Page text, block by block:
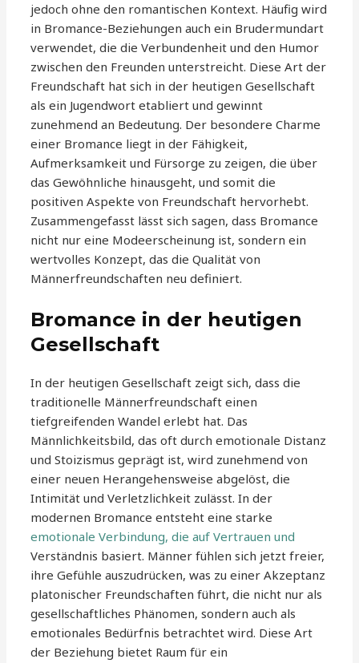
jedoch ohne den romantischen Kontext. Häufig wird
in Bromance-Beziehungen auch ein Brudermundart
verwendet, die die Verbundenheit und den Humor
zwischen den Freunden unterstreicht. Diese Art der
Freundschaft hat sich in der heutigen Gesellschaft
als ein Jugendwort etabliert und gewinnt
zunehmend an Bedeutung. Der besondere Charme
einer Bromance liegt in der Fähigkeit,
Aufmerksamkeit und Fürsorge zu zeigen, die über
das Gewöhnliche hinausgeht, und somit die
positiven Aspekte von Freundschaft hervorhebt.
Zusammengefasst lässt sich sagen, dass Bromance
nicht nur eine Modeerscheinung ist, sondern ein
wertvolles Konzept, das die Qualität von
Männerfreundschaften neu definiert.
Bromance in der heutigen
Gesellschaft
In der heutigen Gesellschaft zeigt sich, dass die
traditionelle Männerfreundschaft einen
tiefgreifenden Wandel erlebt hat. Das
Männlichkeitsbild, das oft durch emotionale Distanz
und Stoizismus geprägt ist, wird zunehmend von
einer neuen Herangehensweise abgelöst, die
Intimität und Verletzlichkeit zulässt. In der
modernen Bromance entsteht eine starke
emotionale Verbindung, die auf Vertrauen und
Verständnis basiert. Männer fühlen sich jetzt freier,
ihre Gefühle auszudrücken, was zu einer Akzeptanz
platonischer Freundschaften führt, die nicht nur als
gesellschaftliches Phänomen, sondern auch als
emotionales Bedürfnis betrachtet wird. Diese Art
der Beziehung bietet Raum für ein